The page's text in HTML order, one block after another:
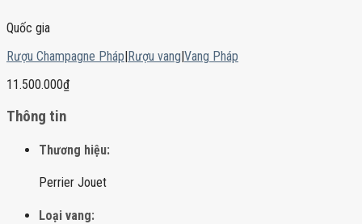
Quốc gia
Rượu Champagne Pháp|Rượu vang|Vang Pháp
11.500.000₫
Thông tin
Thương hiệu:
Perrier Jouet
Loại vang: